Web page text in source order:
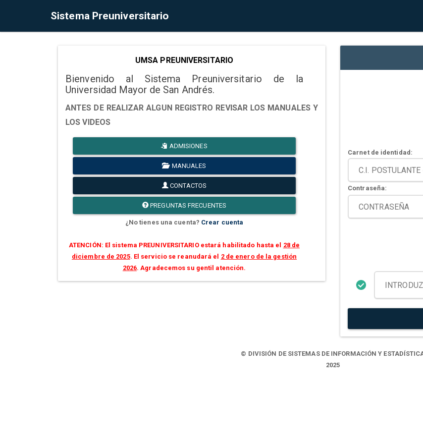
Sistema Preuniversitario
UMSA PREUNIVERSITARIO
Bienvenido al Sistema Preuniversitario de la
Universidad Mayor de San Andrés.
ANTES DE REALIZAR ALGUN REGISTRO REVISAR LOS MANUALES Y
LOS VIDEOS
ADMISIONES
MANUALES
CONTACTOS
PREGUNTAS FRECUENTES
¿No tienes una cuenta? Crear cuenta
ATENCIÓN: El sistema PREUNIVERSITARIO estará habilitado hasta el 28 de
diciembre de 2025. El servicio se reanudará el 2 de enero de la gestión
2026. Agradecemos su gentil atención.
Carnet de identidad:
Contraseña:
© DIVISIÓN DE SISTEMAS DE INFORMACIÓN Y
2025